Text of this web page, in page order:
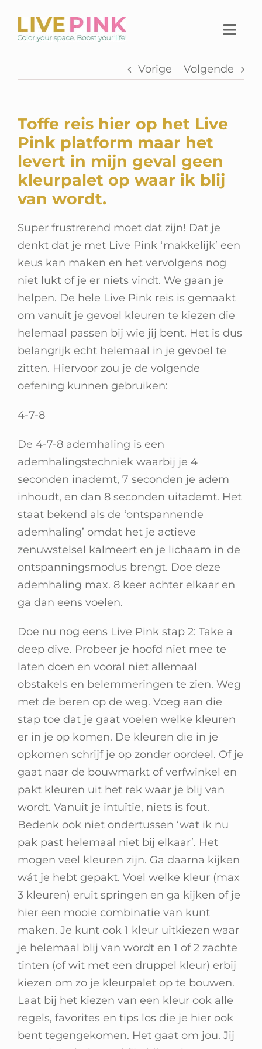
naar
inhoud
Live Pink Platform
SHOP
Over Live Pink
Contact
Winkelwagen
Vorige Volgende
Toffe reis hier op het Live
Pink platform maar het
levert in mijn geval geen
kleurpalet op waar ik blij
van wordt.
Super frustrerend moet dat zijn! Dat je
denkt dat je met Live Pink ‘makkelijk’ een
keus kan maken en het vervolgens nog
niet lukt of je er niets vindt. We gaan je
helpen. De hele Live Pink reis is gemaakt
om vanuit je gevoel kleuren te kiezen die
helemaal passen bij wie jij bent. Het is dus
belangrijk echt helemaal in je gevoel te
zitten. Hiervoor zou je de volgende
oefening kunnen gebruiken:
4-7-8
De 4-7-8 ademhaling is een
ademhalingstechniek waarbij je 4
seconden inademt, 7 seconden je adem
inhoudt, en dan 8 seconden uitademt. Het
staat bekend als de ‘ontspannende
ademhaling’ omdat het je actieve
zenuwstelsel kalmeert en je lichaam in de
ontspanningsmodus brengt. Doe deze
ademhaling max. 8 keer achter elkaar en
ga dan eens voelen.
Doe nu nog eens Live Pink stap 2: Take a
deep dive. Probeer je hoofd niet mee te
laten doen en vooral niet allemaal
obstakels en belemmeringen te zien. Weg
met de beren op de weg. Voeg aan die
stap toe dat je gaat voelen welke kleuren
er in je op komen. De kleuren die in je
opkomen schrijf je op zonder oordeel. Of je
gaat naar de bouwmarkt of verfwinkel en
pakt kleuren uit het rek waar je blij van
wordt. Vanuit je intuïtie, niets is fout.
Bedenk ook niet ondertussen ‘wat ik nu
pak past helemaal niet bij elkaar’. Het
mogen veel kleuren zijn. Ga daarna kijken
wát je hebt gepakt. Voel welke kleur (max
3 kleuren) eruit springen en ga kijken of je
hier een mooie combinatie van kunt
maken. Je kunt ook 1 kleur uitkiezen waar
je helemaal blij van wordt en 1 of 2 zachte
tinten (of wit met een druppel kleur) erbij
kiezen om zo je kleurpalet op te bouwen.
Laat bij het kiezen van een kleur ook alle
regels, favorites en tips los die je hier ook
bent tegengekomen. Het gaat om jou. Jij